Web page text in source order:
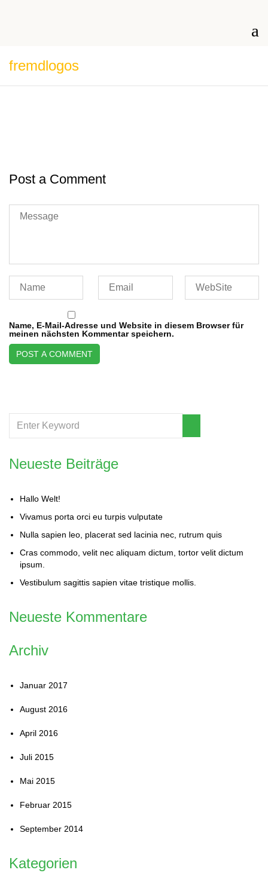
fremdlogos
Post a Comment
Name, E-Mail-Adresse und Website in diesem Browser für
meinen nächsten Kommentar speichern.
Neueste Beiträge
Hallo Welt!
Vivamus porta orci eu turpis vulputate
Nulla sapien leo, placerat sed lacinia nec, rutrum quis
Cras commodo, velit nec aliquam dictum, tortor velit dictum
ipsum.
Vestibulum sagittis sapien vitae tristique mollis.
Neueste Kommentare
Archiv
Januar 2017
August 2016
April 2016
Juli 2015
Mai 2015
Februar 2015
September 2014
Kategorien